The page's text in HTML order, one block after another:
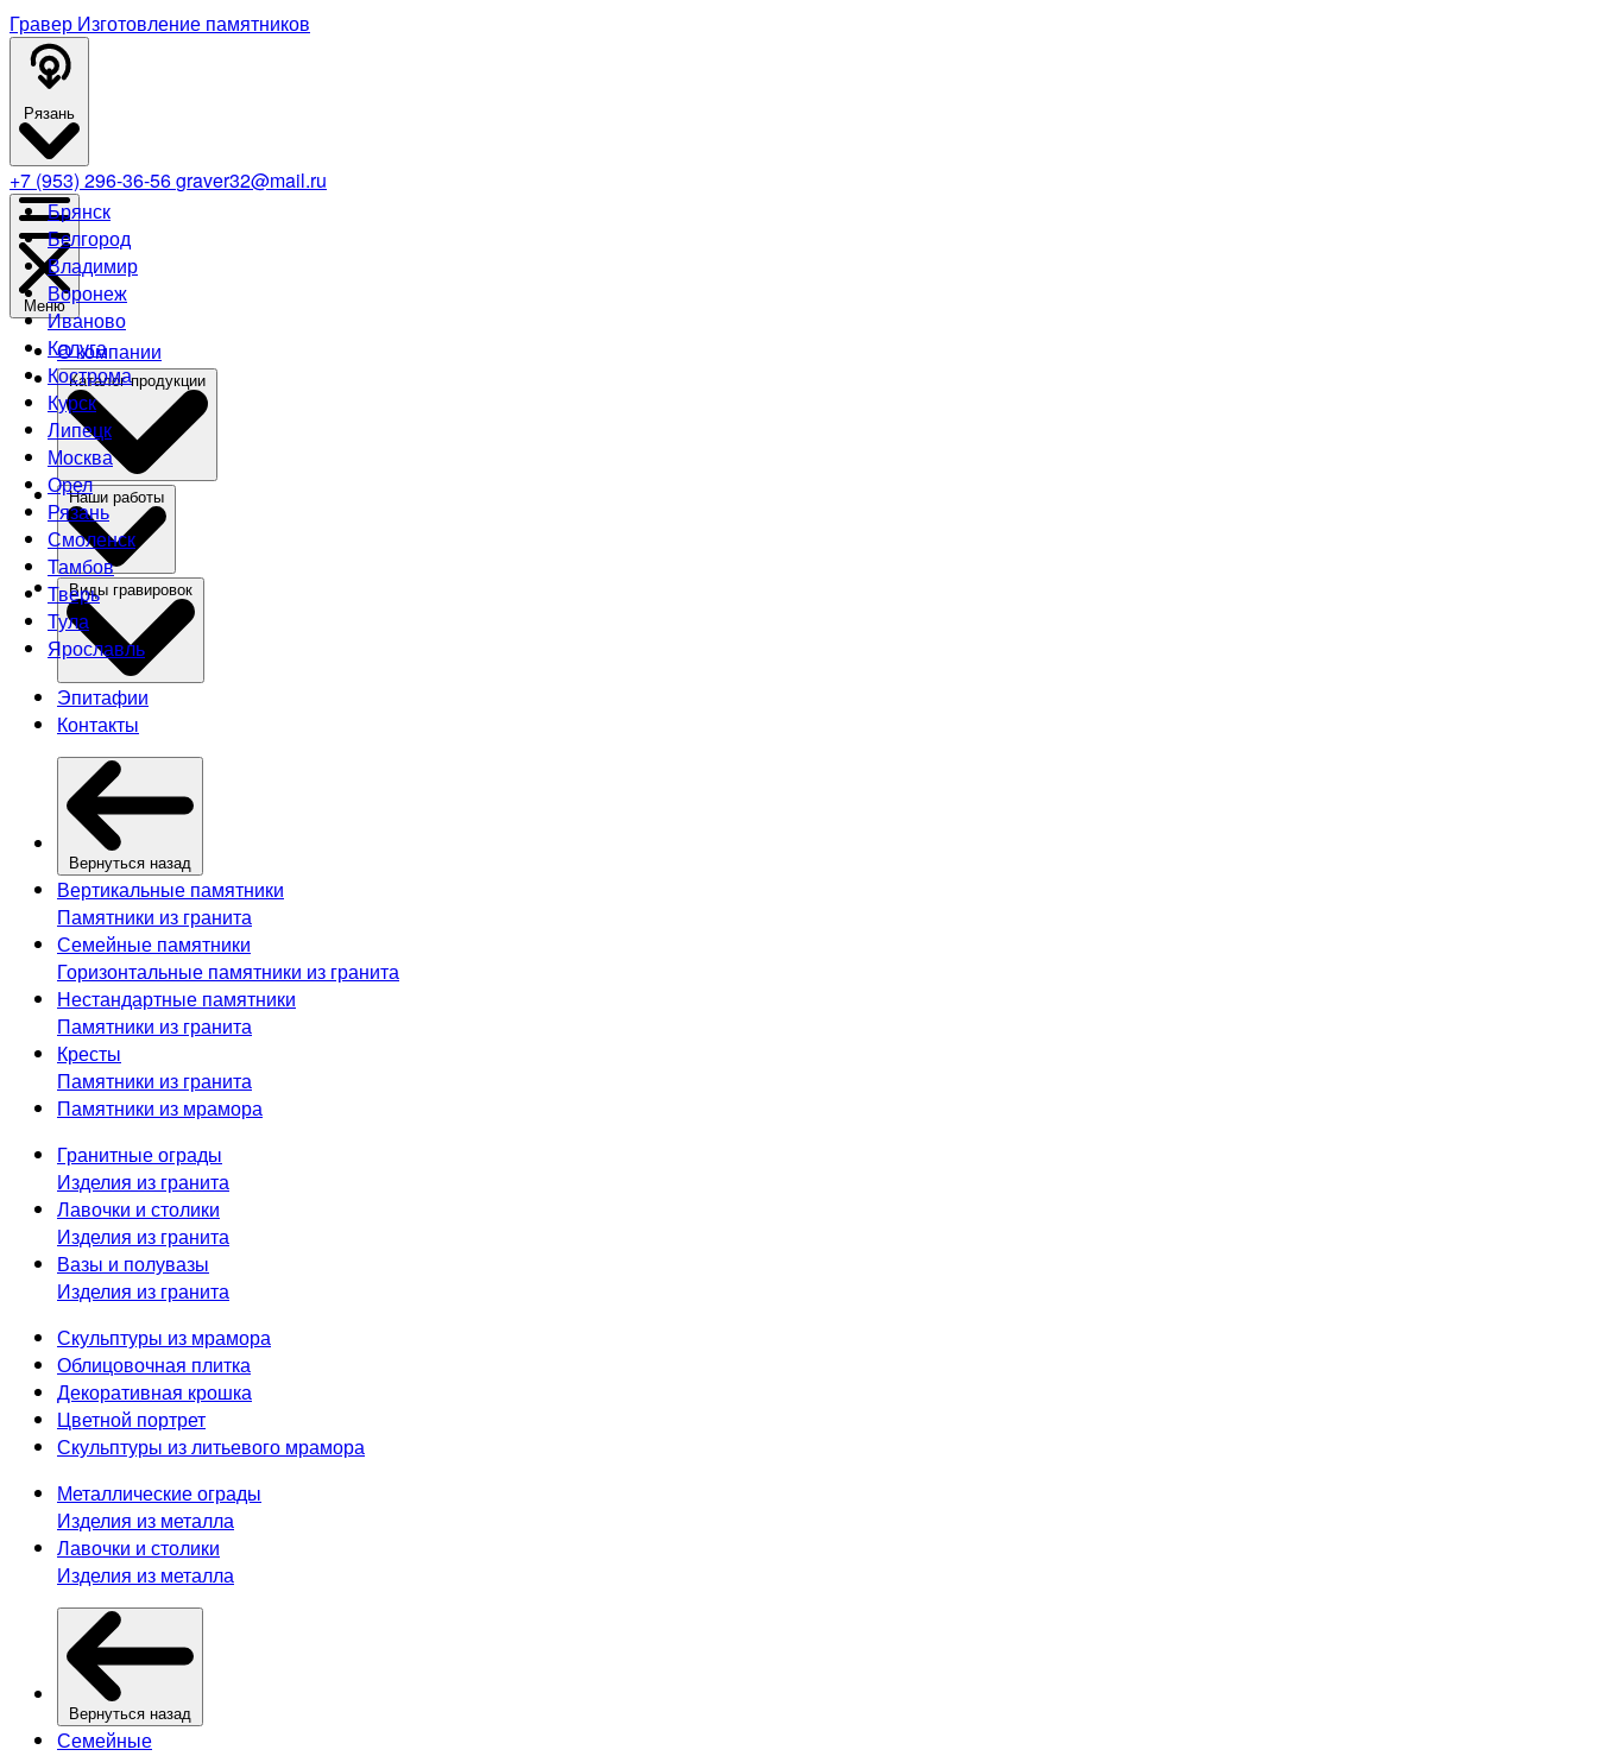
Гравер Изготовление памятников
Рязань
Брянск
Белгород
Владимир
Воронеж
Иваново
Калуга
Кострома
Курск
Липецк
Москва
Орел
Рязань
Смоленск
Тамбов
Тверь
Тула
Ярославль
+7 (953) 296-36-56graver32@mail.ru
Меню
О компании
Эпитафии
Контакты
Вернуться назад
Вертикальные памятники
Памятники из гранита
Семейные памятники
Горизонтальные памятники из гранита
Нестандартные памятники
Памятники из гранита
Кресты
Памятники из гранита
Памятники из мрамора
Гранитные ограды
Изделия из гранита
Лавочки и столики
Изделия из гранита
Вазы и полувазы
Изделия из гранита
Скульптуры из мрамора
Облицовочная плитка
Декоративная крошка
Цветной портрет
Скульптуры из литьевого мрамора
Металлические ограды
Изделия из металла
Лавочки и столики
Изделия из металла
Вернуться назад
Семейные